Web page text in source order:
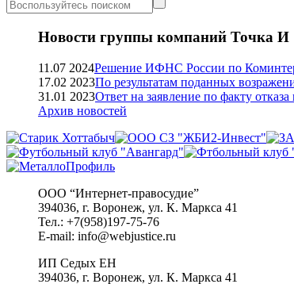
Новости группы компаний Точка И
11.07 2024Решение ИФНС России по
17.02 2023По результатам поданных
31.01 2023Ответ на заявление по факту
Архив новостей
ООО “Интернет-правосудие”
394036, г. Воронеж, ул. К. Маркса 41
Тел.: +7(958)197-75-76
E-mail: info@webjustice.ru
ИП Седых ЕН
394036, г. Воронеж, ул. К. Маркса 41